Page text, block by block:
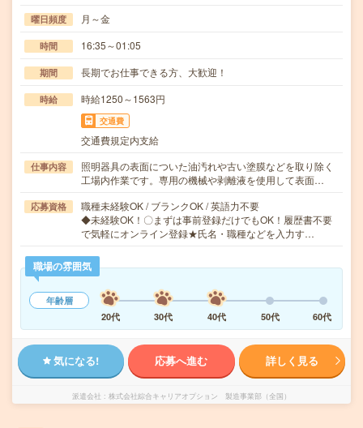
曜日頻度 月～金
時間 16:35～01:05
期間 長期でお仕事できる方、大歓迎！
時給 時給1250～1563円
交通費
交通費規定内支給
仕事内容
照明器具の表面についた油汚れや古い塗膜などを取り除く
工場内作業です。専用の機械や剥離液を使用して表面…
応募資格
職種未経験OK / ブランクOK / 英語力不要
◆未経験OK！〇まずは事前登録だけでもOK！履歴書不要
で気軽にオンライン登録★氏名・職種などを入力す…
職場の雰囲気
年齢層
20代
30代 40代 50代 60代
気になる! 応募へ進む 詳しく見る
派遣会社 株式会社綜合キャリアオプション 製造事業部（全国）